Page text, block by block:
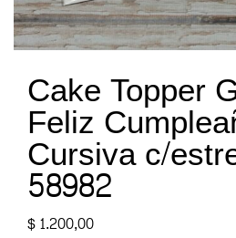
Cake Topper
Feliz
Cursiva c/
58982
$1.200,00